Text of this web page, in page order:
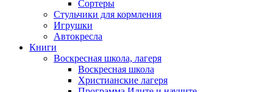
Сортеры
Стульчики для кормления
Игрушки
Автокресла
Книги
Воскресная школа, лагеря
Воскресная школа
Христианские лагеря